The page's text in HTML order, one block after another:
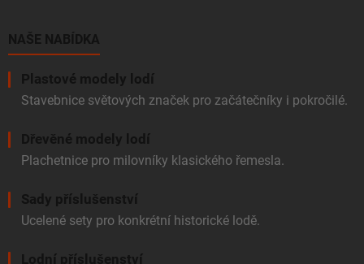
NAŠE NABÍDKA
Plastové modely lodí
Stavebnice světových značek pro začátečníky i pokročilé.
Dřevěné modely lodí
Plachetnice pro milovníky klasického řemesla.
Sady příslušenství
Ucelené sety pro konkrétní historické lodě.
Lodní příslušenství